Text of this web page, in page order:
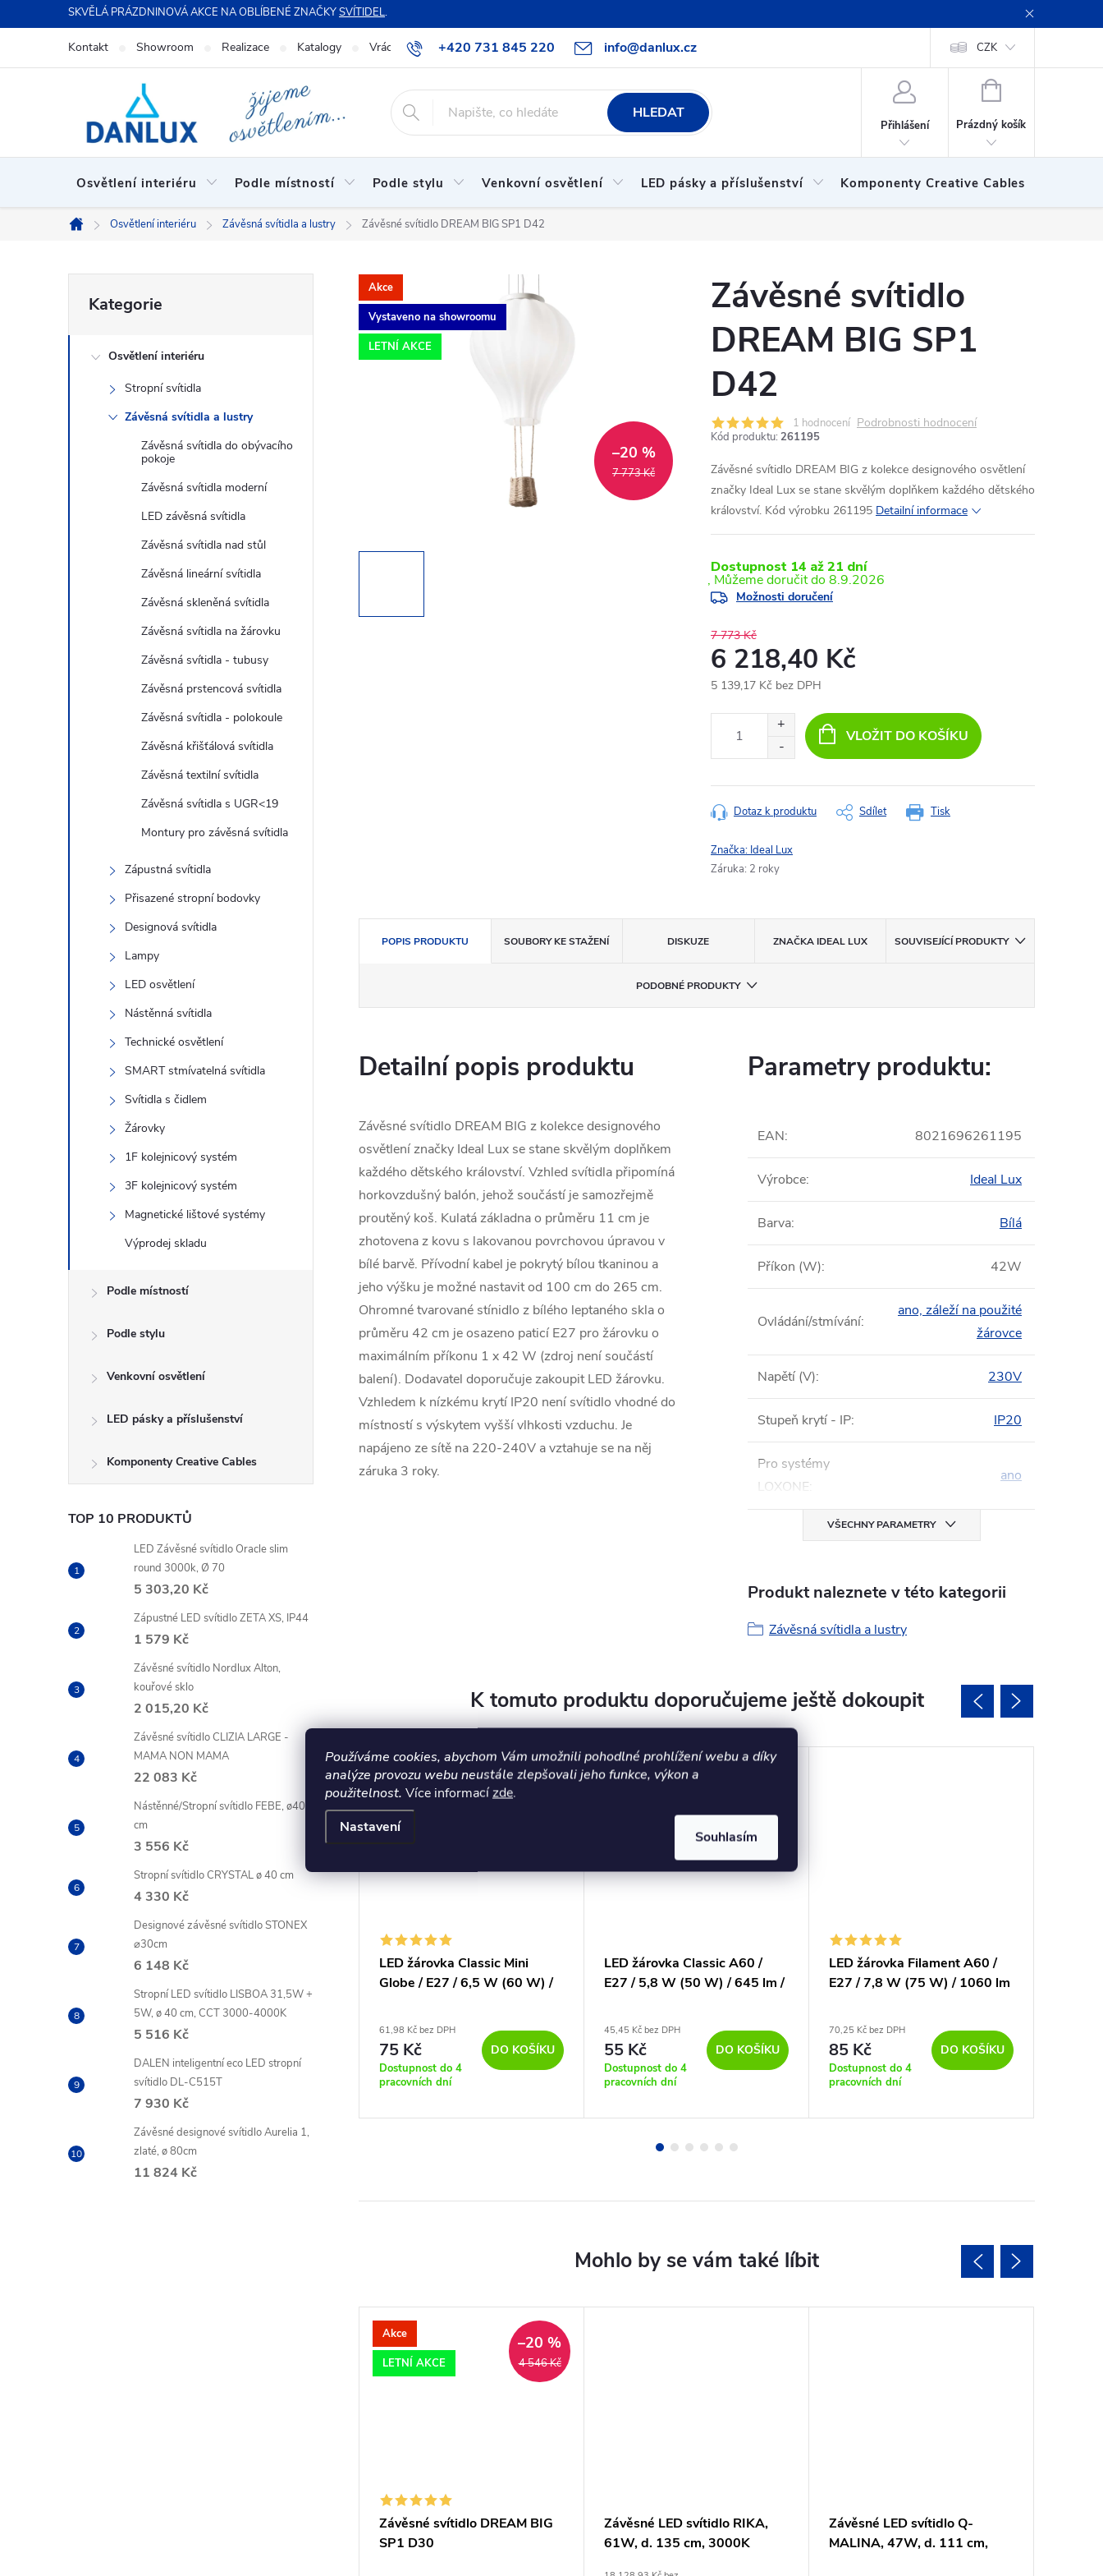
Používáme cookies, abychom Vám umožnili pohodlné prohlížení webu a díky
analýze provozu webu neustále zlepšovali jeho funkce, výkon a
použitelnost. Více informacízde.
Nastavení
Souhlasím
na
SKVĚLÁ PRÁZDNINOVÁ AKCE NA OBLÍBENÉ ZNAČKYSVÍTIDEL.
+420 731 845 220 info@danlux.cz
Kontakt Showroom Realizace Katalogy Vrácení zboží a reklamace O nás B2B spolupráce Hodnocení obchodu Podmínky ochrany
CZK
HLEDAT
Přihlášení
NÁKUPNÍ
Prázdný košík
Osvětlení interiéru Podle místností Podle stylu Venkovní osvětlení LED pásky a příslušenství Komponenty Creative Cables
Domů
Osvětlení interiéru Závěsná svítidla a lustry Závěsné svítidlo DREAM BIG SP1 D42
o
kategorie
Kategorie
Osvětlení interiéru
Stropní svítidla
Závěsná svítidla a lustry
Závěsná svítidla do obývacího
pokoje
Závěsná svítidla moderní
LED závěsná svítidla
Závěsná svítidla nad stůl
Závěsná lineární svítidla
Závěsná skleněná svítidla
Závěsná svítidla na žárovku
Závěsná svítidla - tubusy
Závěsná prstencová svítidla
Závěsná svítidla - polokoule
Závěsná křišťálová svítidla
Závěsná textilní svítidla
Závěsná svítidla s UGR<19
Montury pro závěsná svítidla
Zápustná svítidla
Přisazené stropní bodovky
Designová svítidla
Lampy
LED osvětlení
Nástěnná svítidla
Technické osvětlení
SMART stmívatelná svítidla
Svítidla s čidlem
Žárovky
1F kolejnicový systém
3F kolejnicový systém
Magnetické lištové systémy
Výprodej skladu
Podle místností
Podle stylu
Venkovní osvětlení
LED pásky a příslušenství
Komponenty Creative Cables
TOP 10 PRODUKTŮ
LED Závěsné svítidlo Oracle slim
round 3000k, Ø 70
5 303,20 Kč
Zápustné LED svítidlo ZETA XS, IP44
1 579 Kč
Závěsné svítidlo Nordlux Alton,
kouřové sklo
2 015,20 Kč
Závěsné svítidlo CLIZIA LARGE -
MAMA NON MAMA
22 083 Kč
Nástěnné/Stropní svítidlo FEBE, ø40
cm
3 556 Kč
Stropní svítidlo CRYSTAL ø 40 cm
4 330 Kč
Designové závěsné svítidlo STONEX
⌀30cm
6 148 Kč
Stropní LED svítidlo LISBOA 31,5W +
5W, ø 40 cm, CCT 3000-4000K
5 516 Kč
DALEN inteligentní eco LED stropní
svítidlo DL-C515T
7 930 Kč
Závěsné designové svítidlo Aurelia 1,
zlaté, ø 80cm
11 824 Kč
Akce
Vystaveno na showroomu
LETNÍ AKCE
7 773 Kč
–20 %
Závěsné svítidlo
DREAM BIG SP1
D42
1 hodnocení Podrobnosti hodnocení
Kód produktu: 261195
Závěsné svítidlo DREAM BIG z kolekce designového osvětlení
značky Ideal Lux se stane skvělým doplňkem každého dětského
království. Kód výrobku 261195 Detailní informace
Dostupnost 14 až 21 dní
8.9.2026
Možnosti doručení
7 773 Kč
6 218,40 Kč
5 139,17 Kč bez DPH
VLOŽIT DO KOŠÍKU
Tisk
Dotaz k produktu Sdílet
Značka: Ideal Lux
Záruka: 2 roky
POPIS PRODUKTU SOUBORY KE STAŽENÍ DISKUZE ZNAČKAIDEAL LUX SOUVISEJÍCÍ PRODUKTY
PODOBNÉ PRODUKTY
Detailní popis produktu
Závěsné svítidlo DREAM BIG z kolekce designového
osvětlení značky Ideal Lux se stane skvělým doplňkem
každého dětského království. Vzhled svítidla připomíná
horkovzdušný balón, jehož součástí je samozřejmě
proutěný koš. Kulatá základna o průměru 11 cm je
zhotovena z kovu s lakovanou povrchovou úpravou v
bílé barvě. Přívodní kabel je pokrytý bílou tkaninou a
jeho výšku je možné nastavit od 100 cm do 265 cm.
Ohromné tvarované stínidlo z bílého leptaného skla o
průměru 42 cm je osazeno paticí E27 pro žárovku o
maximálním příkonu 1 x 42 W (zdroj není součástí
balení). Dodavatel doporučuje zakoupit LED žárovku.
Vzhledem k nízkému krytí IP20 není svítidlo vhodné do
místností s výskytem vyšší vlhkosti vzduchu. Je
napájeno ze sítě na 220-240V a vztahuje se na něj
záruka 3 roky.
Parametry produktu:
EAN: 8021696261195
Výrobce: Ideal Lux
Barva: Bílá
Příkon (W): 42W
Ovládání/stmívání:
ano, záleží na použité
žárovce
Napětí (V): 230V
Stupeň krytí - IP: IP20
Pro systémy
LOXONE:
ano
VŠECHNY PARAMETRY
Produkt naleznete v této kategorii
Závěsná svítidla a lustry
K tomuto produktu doporučujeme ještě dokoupit
LED žárovka Vintage ST64 /
teplá bílá
81,82 Kč bez DPH
Dostupnost do 4
pracovních dní
LED žárovka Classic Mini
Globe / E27 / 6,5 W (60 W) /
61,98 Kč bez DPH
75 Kč
Dostupnost do 4
pracovních dní
DO KOŠÍKU
LED žárovka Classic A60 /
E27 / 5,8 W (50 W) / 645 lm /
45,45 Kč bez DPH
55 Kč
Dostupnost do 4
pracovních dní
DO KOŠÍKU
LED žárovka Filament A60 /
E27 / 7,8 W (75 W) / 1060 lm
70,25 Kč bez DPH
85 Kč
Dostupnost do 4
pracovních dní
DO KOŠÍKU
Akce
LETNÍ AKCE
4 546 Kč
–20 %
Závěsné svítidlo DREAM BIG
SP1 D30
Závěsné LED svítidlo RIKA,
61W, d. 135 cm, 3000K
Závěsné LED svítidlo Q-
MALINA, 47W, d. 111 cm,